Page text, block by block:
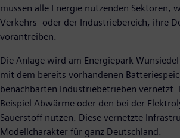
müssen alle Energie nutzenden Sektoren,
Verkehrs- oder der Industriebereich, ihre
vorantreiben.
Die Anlage wird am Energiepark
mit dem bereits vorhandenen
benachbarten Industriebetrieben vernetzt.
Beispiel Abwärme oder den bei der
Sauerstoff nutzen. Diese vernetzte
Modellcharakter für ganz Deutschland.